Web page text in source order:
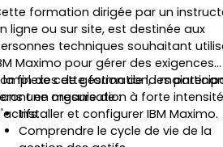
formation dirigée par un
ligne ou sur site, est destinée aux
techniques souhaitant
Maximo pour gérer des exigences
de gestion de la
une organisation à forte intensité
la fin de cette formation, les
en mesure de :
Installer et configurer IBM Maximo.
Comprendre le cycle de vie de la